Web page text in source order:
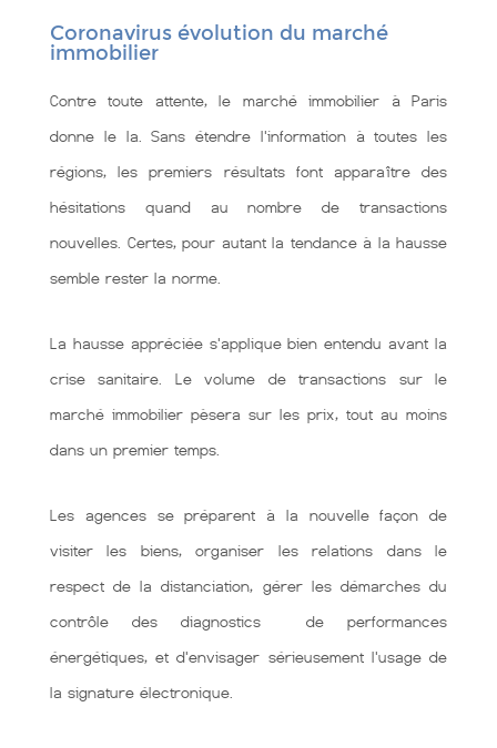
Coronavirus évolution du marché
immobilier
Contre toute attente, le marché immobilier à Paris
donne le la. Sans étendre l'information à toutes les
régions, les premiers résultats font apparaître des
hésitations quand au nombre de transactions
nouvelles. Certes, pour autant la tendance à la hausse
semble rester la norme.
La hausse appréciée s'applique bien entendu avant la
crise sanitaire. Le volume de transactions sur le
marché immobilier pèsera sur les prix, tout au moins
dans un premier temps.
Les agences se préparent à la nouvelle façon de
visiter les biens, organiser les relations dans le
respect de la distanciation, gérer les démarches du
contrôle des diagnostics de performances
énergétiques, et d'envisager sérieusement l'usage de
la signature électronique.